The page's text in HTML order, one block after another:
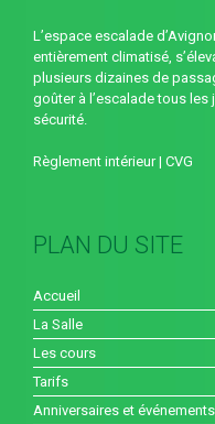
L’espace escalade
entièrement climatisé,
plusieurs dizaines de
goûter à l’escalade tous
sécurité.
Règlement intérieur| CVG
PLAN DU SITE
Accueil
La Salle
Les cours
Tarifs
Anniversaires et événements